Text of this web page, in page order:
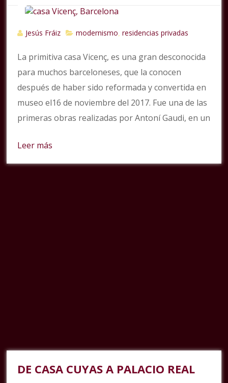
Jesús Fráiz modernismo ,residencias privadas
La primitiva casa Vicenç, es una gran desconocida
para muchos barceloneses, que la conocen
después de haber sido reformada y convertida en
museo el16 de noviembre del 2017. Fue una de las
primeras obras realizadas por Antoní Gaudi, en un
Leer más
DE CASA CUYAS A PALACIO REAL